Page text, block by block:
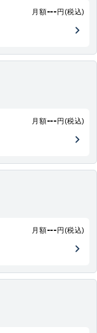
月額--- 円(税込)
月額--- 円(税込)
月額--- 円(税込)